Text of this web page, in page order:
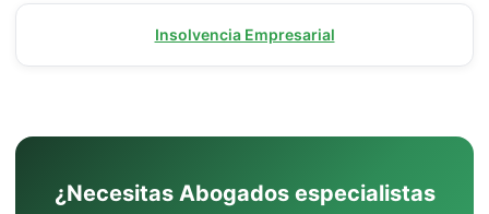
Insolvencia Empresarial
¿Necesitas Abogados especialistas